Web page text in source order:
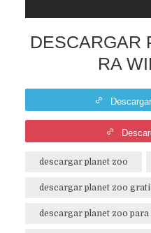
DESCARGAR
RA
descargar planet zoo
descargar planet zoo
descargar planet zoo para